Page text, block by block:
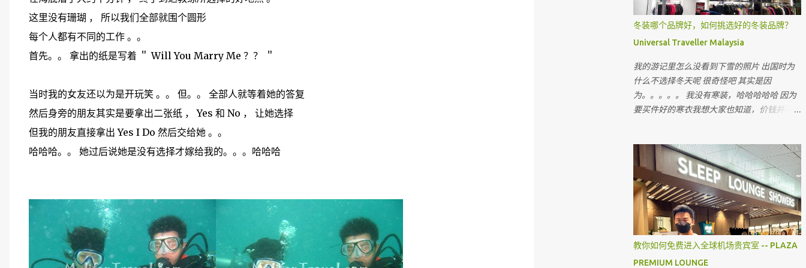
这里没有珊瑚 ， 所以我们全部就围个圆形
每个人都有不同的工作 。。
首先。。 拿出的纸是写着 ＂ Will You Marry Me ？？ ＂
当时我的女友还以为是开玩笑 。。 但。。 全部人就等着她的答复
然后身旁的朋友其实是要拿出二张纸 ， Yes 和 No ， 让她选择
但我的朋友直接拿出 Yes I Do 然后交给她 。。
哈哈哈。。 她过后说她是没有选择才嫁给我的。。。哈哈哈
冬装哪个品牌好，如何挑选好的冬装品牌？
Universal Traveller Malaysia
我的游记里怎么没看到下雪的照片 出国时为
什么不选择冬天呢 很奇怪吧 其实是因
为。。。。。 我没有寒装，哈哈哈哈哈 因为
要买件好的寒衣我想大家也知道，价钱并不便
都省在哪里呢 ？ 就是省在买寒衣，如果亲戚
朋友有，和他们借，对不对 最近听到很多朋
友说上网买会比较值得 但很多我认识的朋友
上网买后，都会建议我不要上网买，为什么呢
教你如何免费进入全球机场贵宾室 -- PLAZA
PREMIUM LOUNGE